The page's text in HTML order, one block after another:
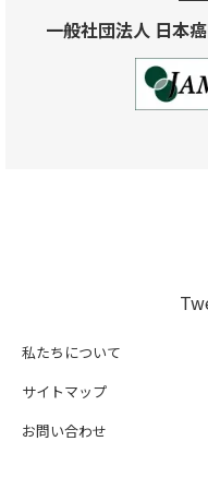
一般社団法人 日本
私たちについて
サイトマップ
お問い合わせ